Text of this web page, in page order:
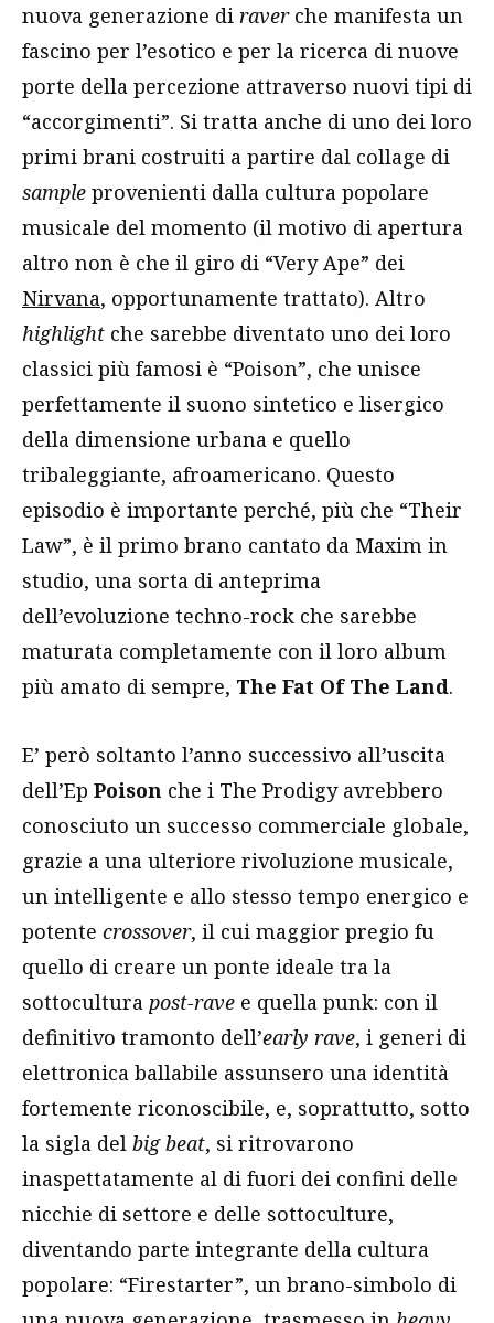
nuova generazione di raverche manifesta un
fascino per l’esotico e per la ricerca di nuove
porte della percezione attraverso nuovi tipi di
“accorgimenti”. Si tratta anche di uno dei loro
primi brani costruiti a partire dal collage di
sample provenienti dalla cultura popolare
musicale del momento (il motivo di apertura
altro non è che il giro di “Very Ape” dei
Nirvana, opportunamente trattato). Altro
highlight che sarebbe diventato uno dei loro
classici più famosi è “Poison”, che unisce
perfettamente il suono sintetico e lisergico
della dimensione urbana e quello
tribaleggiante, afroamericano. Questo
episodio è importante perché, più che “Their
Law”, è il primo brano cantato da Maxim in
studio, una sorta di anteprima
dell’evoluzione techno-rock che sarebbe
maturata completamente con il loro album
più amato di sempre, The Fat Of The Land.
E’ però soltanto l’anno successivo all’uscita
dell’Ep Poison che i The Prodigy avrebbero
conosciuto un successo commerciale globale,
grazie a una ulteriore rivoluzione musicale,
un intelligente e allo stesso tempo energico e
potente crossover, il cui maggior pregio fu
quello di creare un ponte ideale tra la
sottocultura post-rave e quella punk: con il
definitivo tramonto dell’early rave, i generi di
elettronica ballabile assunsero una identità
fortemente riconoscibile, e, soprattutto, sotto
la sigla del big beat, si ritrovarono
inaspettatamente al di fuori dei confini delle
nicchie di settore e delle sottoculture,
diventando parte integrante della cultura
popolare: “Firestarter”, un brano-simbolo di